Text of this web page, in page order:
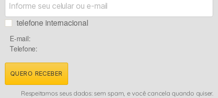
telefone internacional
E-mail:
Telefone:
QUERO RECEBER
Respeitamos seus dados: sem spam, e você cancela quando quiser.